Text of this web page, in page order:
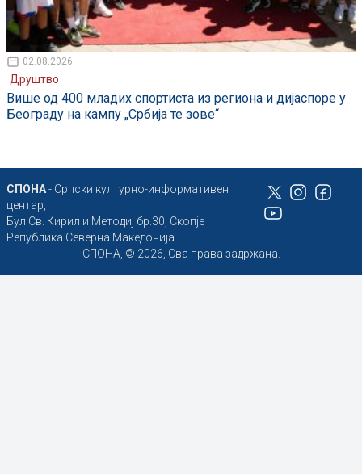
02.08.2026
Друштво
Више од 400 младих спортиста из региона и дијаспоре у
Београду на кампу „Србија те зове“
СПОНА- Српски културно-информативен
центар,
Бул Св. Кирил и Методиј бр.30, Скопје
Република Северна Македонија
СПОНА, © 2026, Сва права задржана.